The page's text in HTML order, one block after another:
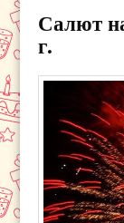
Салют
г.